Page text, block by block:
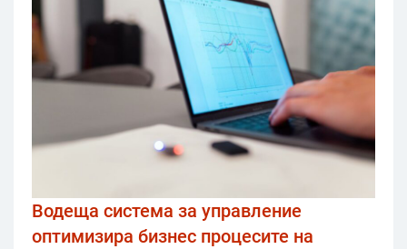
Водеща система за управление
оптимизира бизнес процесите на